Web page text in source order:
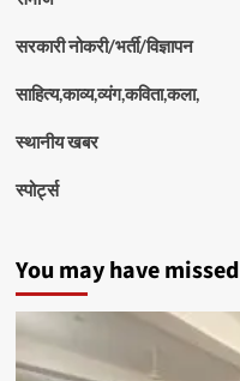
सरकारी नोकरी/भर्ती/विज्ञापन
साहित्य,काव्य,व्यंग,कविता,कला,
स्थानीय खबर
स्पोर्ट्स
You may have missed